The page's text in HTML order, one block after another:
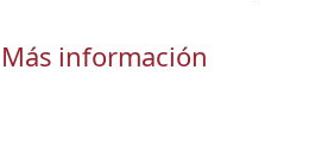
Más información